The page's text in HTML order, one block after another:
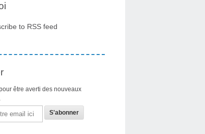
to RSS feed
être averti des nouveaux